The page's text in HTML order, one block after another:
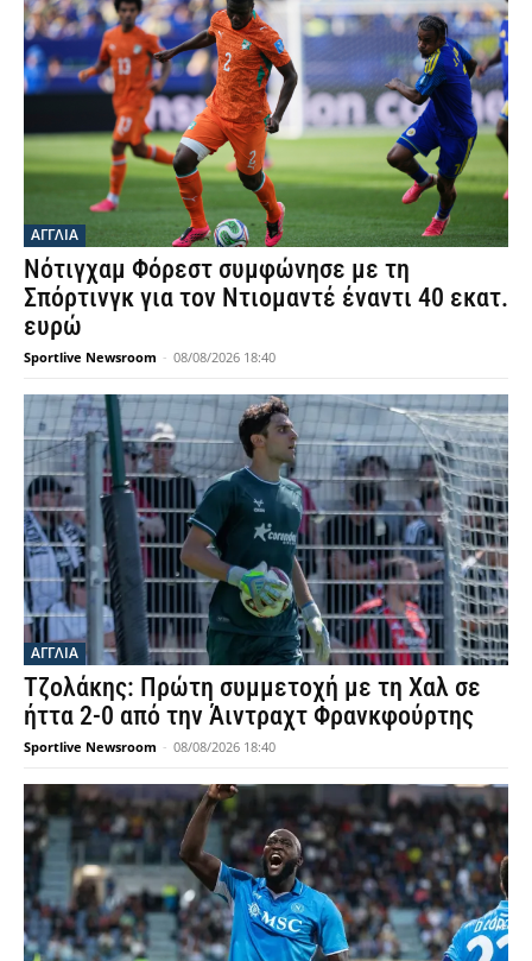
ΑΓΓΛΙΑ
Νότιγχαμ Φόρεστ συμφώνησε με τη
Σπόρτινγκ για τον Ντιομαντέ έναντι 40 εκατ.
ευρώ
Sportlive Newsroom - 08/08/2026 18:40
ΑΓΓΛΙΑ
Τζολάκης: Πρώτη συμμετοχή με τη Χαλ σε
ήττα 2-0 από την Άιντραχτ Φρανκφούρτης
Sportlive Newsroom - 08/08/2026 18:40